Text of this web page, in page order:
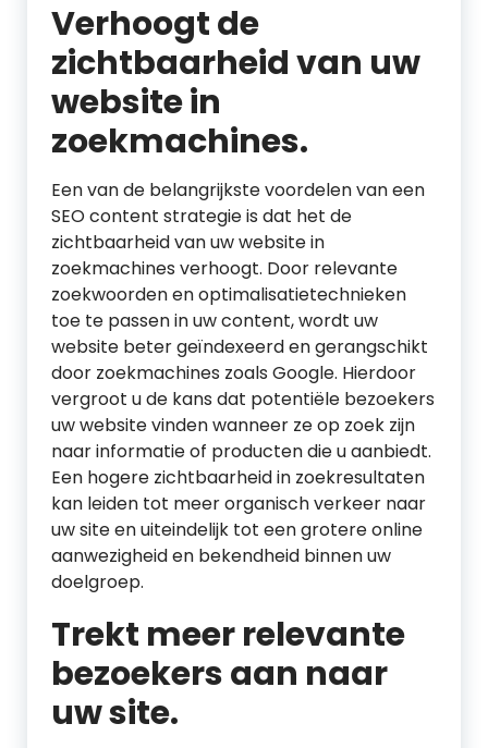
Verhoogt de
zichtbaarheid van uw
website in
zoekmachines.
Een van de belangrijkste voordelen van een
SEO content strategie is dat het de
zichtbaarheid van uw website in
zoekmachines verhoogt. Door relevante
zoekwoorden en optimalisatietechnieken
toe te passen in uw content, wordt uw
website beter geïndexeerd en gerangschikt
door zoekmachines zoals Google. Hierdoor
vergroot u de kans dat potentiële bezoekers
uw website vinden wanneer ze op zoek zijn
naar informatie of producten die u aanbiedt.
Een hogere zichtbaarheid in zoekresultaten
kan leiden tot meer organisch verkeer naar
uw site en uiteindelijk tot een grotere online
aanwezigheid en bekendheid binnen uw
doelgroep.
Trekt meer relevante
bezoekers aan naar
uw site.